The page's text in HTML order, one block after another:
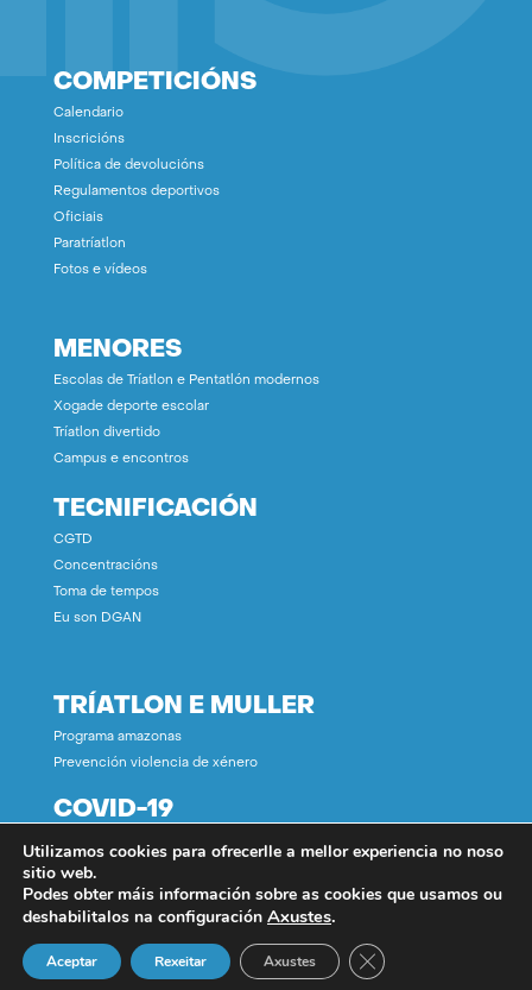
COMPETICIÓNS
Calendario
Inscricións
Política de devolucións
Regulamentos deportivos
Oficiais
Paratríatlon
Fotos e vídeos
MENORES
Escolas de Tríatlon e Pentatlón modernos
Xogade deporte escolar
Tríatlon divertido
Campus e encontros
TECNIFICACIÓN
CGTD
Concentracións
Toma de tempos
Eu son DGAN
TRÍATLON E MULLER
Programa amazonas
Prevención violencia de xénero
COVID-19
CONTACTO
Utilizamos cookies para ofrecerlle a mellor experiencia no noso
sitio web.
Podes obter máis información sobre as cookies que usamos ou
deshabilitalos na configuración Axustes.
Aceptar Rexeitar Axustes Close GDPR Cookie